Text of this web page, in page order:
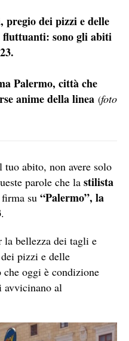
pregio dei pizzi e delle
fluttuanti: sono gli abiti
Palermo, città che
anime della linea (foto
abito, non avere solo
parole che la stilista
su “Palermo”, la
.
la bellezza dei tagli e
pizzi e delle
oggi è condizione
avvicinano al